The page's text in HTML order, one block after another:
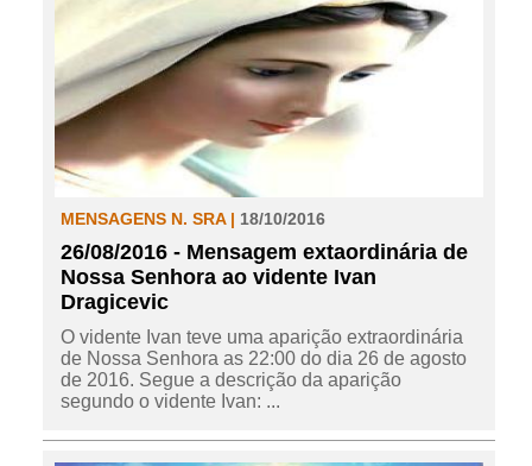
MENSAGENS N. SRA | 18/10/2016
26/08/2016 - Mensagem extaordinária de
Nossa Senhora ao vidente Ivan
Dragicevic
O vidente Ivan teve uma aparição extraordinária
de Nossa Senhora as 22:00 do dia 26 de agosto
de 2016. Segue a descrição da aparição
segundo o vidente Ivan: ...